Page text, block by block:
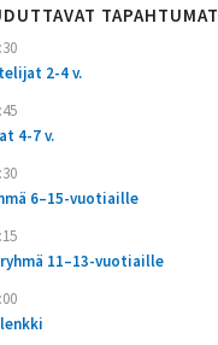
TAPAHTUMAT
2-4 v.
4-7 v.
6–15-vuotiaille
11–13-vuotiaille